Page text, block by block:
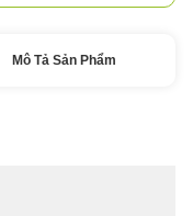
Mô Tả Sản Phẩm